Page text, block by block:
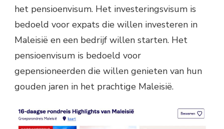
het pensioenvisum. Het investeringsvisum is
bedoeld voor expats die willen investeren in
Maleisië en een bedrijf willen starten. Het
pensioenvisum is bedoeld voor
gepensioneerden die willen genieten van hun
gouden jaren in het prachtige Maleisië.